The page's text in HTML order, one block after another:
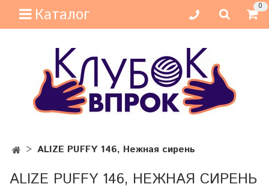
Каталог 0
ALIZE PUFFY 146, Нежная сирень
ALIZE PUFFY 146, НЕЖНАЯ СИРЕНЬ